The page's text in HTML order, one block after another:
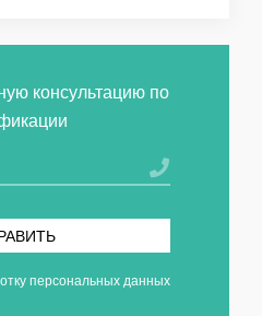
консультацию по
персональных данных